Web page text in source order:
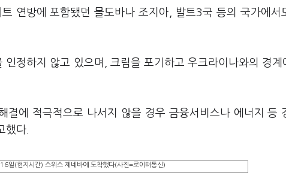
연방에 포함됐던 몰도바나 조지아, 발트3국 등의 국가에서
인정하지 않고 있으며, 크림을 포기하고 우크라이나와의 경계
결에 적극적으로 나서지 않을 경우 금융서비스나 에너지 등
했다.
일(현지시간) 스위스 제네바에 도착했다(사진=로이터통신)